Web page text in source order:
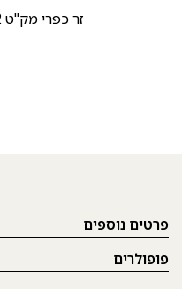
זר כפרי מק"ט 202
פרטים נוספים
פופולרים